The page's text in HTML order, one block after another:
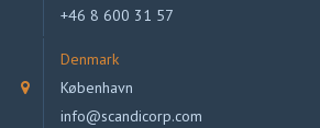
+46 8 600 31 57
Denmark
København
info@scandicorp.com